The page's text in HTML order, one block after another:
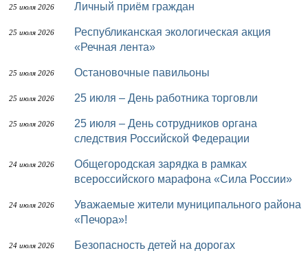
25 июля 2026 Личный приём граждан
25 июля 2026
Республиканская экологическая акция
«Речная лента»
25 июля 2026 Остановочные павильоны
25 июля 2026 25 июля – День работника торговли
25 июля 2026
25 июля – День сотрудников органа
следствия Российской Федерации
24 июля 2026
Общегородская зарядка в рамках
всероссийского марафона «Сила России»
24 июля 2026
Уважаемые жители муниципального района
«Печора»!
24 июля 2026 Безопасность детей на дорогах